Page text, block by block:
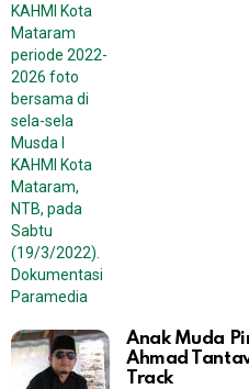
Anak Muda
Ahmad
Track